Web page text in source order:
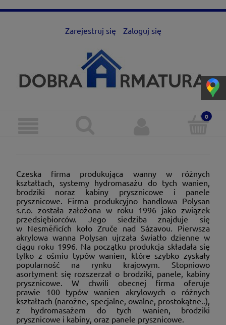
Zarejestruj się Zaloguj się
Czeska firma produkująca wanny w różnych
kształtach, systemy hydromasażu do tych wanien,
brodziki noraz kabiny prysznicowe i panele
prysznicowe. Firma produkcyjno handlowa Polysan
s.r.o. została założona w roku 1996 jako związek
przedsiębiorców. Jego siedziba znajduje się
w Nesměřicích koło Zruče nad Sázavou. Pierwsza
akrylowa wanna Polysan ujrzała światło dzienne w
ciągu roku 1996. Na początku produkcja składała się
tylko z ośmiu typów wanien, które szybko zyskały
popularność na rynku krajowym. Stopniowo
asortyment się rozszerzał o brodziki, panele, kabiny
prysznicowe. W chwili obecnej firma oferuje
prawie 100 typów wanien akrylowych o różnych
kształtach (narożne, specjalne, owalne, prostokątne..),
z hydromasażem do tych wanien, brodziki
prysznicowe i kabiny, oraz panele prysznicowe.